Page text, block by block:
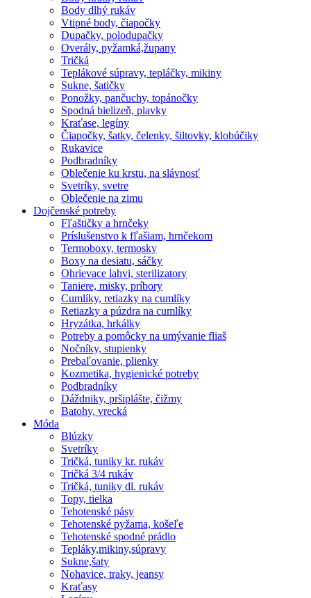
Body dlhý rukáv
Vtipné body, čiapočky
Dupačky, polodupačky
Overály, pyžamká,župany
Tričká
Teplákové súpravy, tepláčky, mikiny
Sukne, šatičky
Ponožky, pančuchy, topánočky
Spodná bielizeň, plavky
Kraťase, legíny
Čiapočky, šatky, čelenky, šiltovky, klobúčiky
Rukavice
Podbradníky
Oblečenie ku krstu, na slávnosť
Svetríky, svetre
Oblečenie na zimu
Dojčenské potreby
Fľaštičky a hrnčeky
Príslušenstvo k fľašiam, hrnčekom
Termoboxy, termosky
Boxy na desiatu, sáčky
Ohrievace lahvi, sterilizatory
Taniere, misky, príbory
Cumlíky, retiazky na cumlíky
Retiazky a púzdra na cumlíky
Hryzátka, hrkálky
Potreby a pomôcky na umývanie fliaš
Nočníky, stupienky
Prebaľovanie, plienky
Kozmetika, hygienické potreby
Podbradníky
Dáždniky, pršiplášte, čižmy
Batohy, vrecká
Móda
Blúzky
Svetríky
Tričká, tuniky kr. rukáv
Tričká 3/4 rukáv
Tričká, tuniky dl. rukáv
Topy, tielka
Tehotenské pásy
Tehotenské pyžama, košeľe
Tehotenské spodné prádlo
Tepláky,mikiny,súpravy
Sukne,šaty
Nohavice, traky, jeansy
Kraťasy